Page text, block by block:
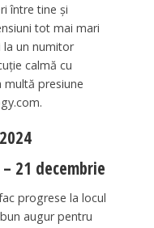
între tine și
tot mai mari
la un numitor
calmă cu
multă presiune
21 decembrie
progrese la locul
augur pentru